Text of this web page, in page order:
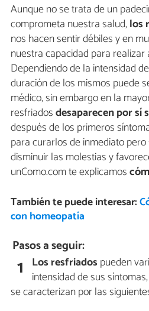
Aunque no se trata de un
comprometa nuestra salud,los
nos hacen sentir débiles y en
nuestra capacidad para realizar
Dependiendo de la intensidad
duración de los mismos puede
médico, sin embargo en la
resfriadosdesaparecen por sí
después de los primeros
para curarlos de inmediato
disminuir las molestias y
unComo.com te explicamos
También te puede interesar:
con homeopatía
Pasos a seguir:
1 Los resfriados pueden
intensidad de sus
se caracterizan por las